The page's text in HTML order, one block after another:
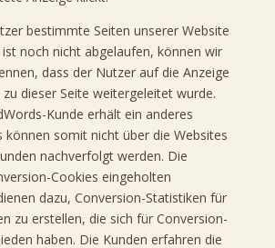
bestimmte Seiten unserer Website
noch nicht abgelaufen, können wir
dass der Nutzer auf die Anzeige
dieser Seite weitergeleitet wurde.
Kunde erhält ein anderes
können somit nicht über die Websites
nachverfolgt werden. Die
Cookies eingeholten
dazu, Conversion-Statistiken für
zu erstellen, die sich für Conversion-
haben. Die Kunden erfahren die